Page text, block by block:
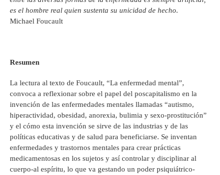
es el hombre real quien sustenta su unicidad de hecho.
Michael Foucault
Resumen
La lectura al texto de Foucault, “La enfermedad mental”,
convoca a reflexionar sobre el papel del poscapitalismo en la
invención de las enfermedades mentales llamadas “autismo,
hiperactividad, obesidad, anorexia, bulimia y sexo-prostitución”
y el cómo esta invención se sirve de las industrias y de las
políticas educativas y de salud para beneficiarse. Se inventan
enfermedades y trastornos mentales para crear prácticas
medicamentosas en los sujetos y así controlar y disciplinar al
cuerpo-al espíritu, lo que va gestando un poder psiquiátrico-